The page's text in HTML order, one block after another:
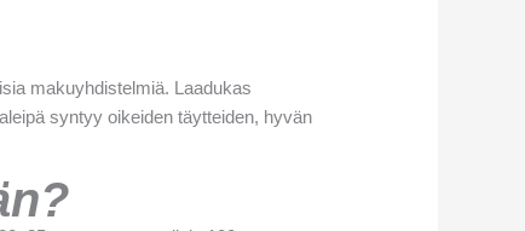
makuyhdistelmiä. Laadukas
syntyy oikeiden täytteiden, hyvän